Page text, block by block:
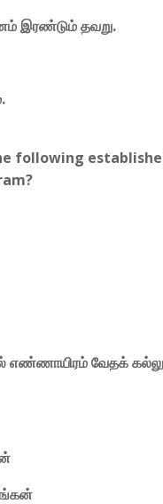
இரண்டும் தவறு.
following
எண்ணாயிரம் வேதக்